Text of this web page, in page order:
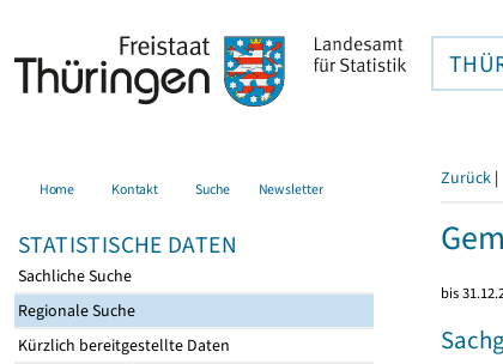
Home Kontakt Suche Newsletter
STATISTISCHE DATEN
Sachliche Suche
Regionale Suche
Kürzlich bereitgestellte Daten
Zurück |
bis